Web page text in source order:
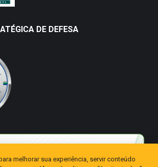
DE DEFESA
melhorar sua experiência, servir conteúdo